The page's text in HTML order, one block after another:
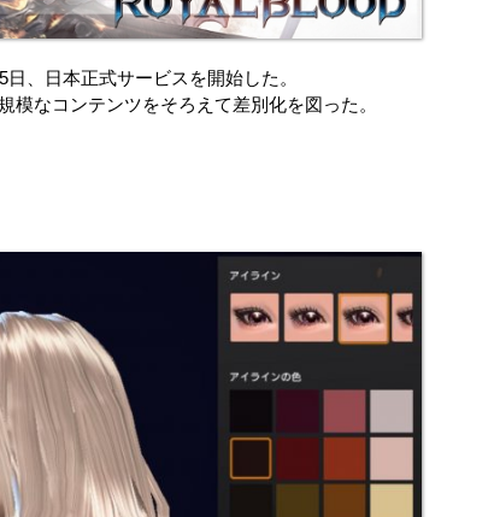
、日本正式サービスを開始した。
なコンテンツをそろえて差別化を図った。